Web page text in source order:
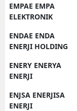
EMPAE EMPA
ELEKTRONIK
ENDAE ENDA
ENERJI HOLDING
ENERY ENERYA
ENERJI
ENJSA ENERJISA
ENERJI